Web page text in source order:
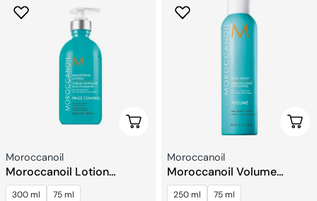
Choisissez Les Options
Fournisseur:
Moroccanoil
Moroccanoil Lotion
Lissante
300 ml 75 ml
Fournisseur:
Moroccanoil
Moroccanoil Volume
Amplificateur de Racines
250 ml 75 ml